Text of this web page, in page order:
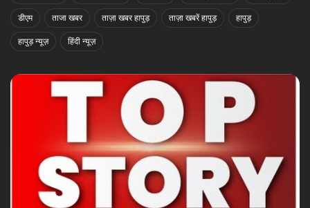
डीएम ताजा खबर ताज़ा खबर हापुड़ ताज़ा खबरें हापुड़ हापुड़
हापुड़ न्यूज़ हिंदी न्यूज़